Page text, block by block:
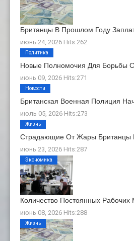
Британцы В Прошлом Году
июнь 24, 2026 Hits:262
Новые Полномочия Для Борьбы
июнь 09, 2026 Hits:271
Политика
Британская Военная Полиция
июль 05, 2026 Hits:273
Новости
Страдающие От Жары
июнь 23, 2026 Hits:287
Жизнь
Количество Постоянных
июнь 08, 2026 Hits:288
Экономика
Жизнь